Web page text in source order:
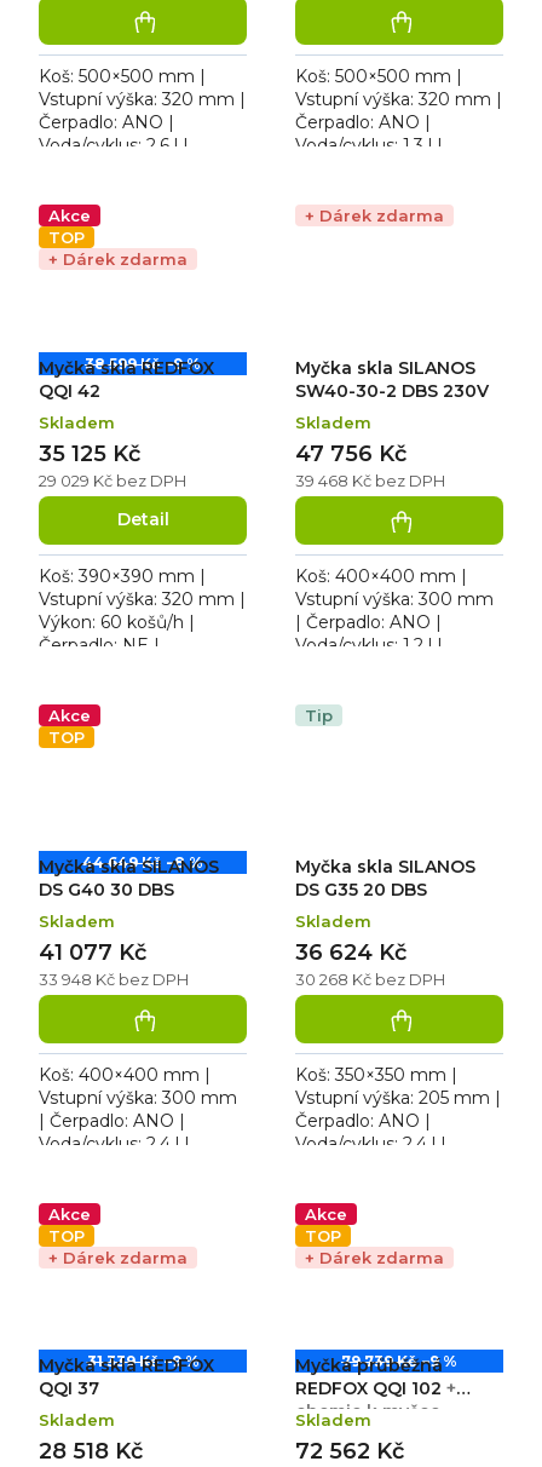
Koš: 500×500 mm |
Vstupní výška: 320 mm |
Čerpadlo: ANO |
Voda/cyklus: 2,6 l |
dvouplášťové |
Hlučnost: 63 dBA....
Koš: 500×500 mm |
Vstupní výška: 320 mm |
Čerpadlo: ANO |
Voda/cyklus: 1,3 l |
dvouplášťové |
Akce
TOP
+ Dárek zdarma
38 599 Kč –9 %
Myčka skla REDFOX
QQI 42
Skladem
29 029 Kč bez DPH
35 125 Kč
Detail
Koš: 390×390 mm |
Vstupní výška: 320 mm |
Výkon: 60 košů/h |
Čerpadlo: NE |
mm | 230 V / 3,5 kW.
Teplota oplachové...
+ Dárek zdarma
Myčka skla SILANOS
SW40-30-2 DBS 230V
Skladem
39 468 Kč bez DPH
47 756 Kč
Koš: 400×400 mm |
Vstupní výška: 300 mm
| Čerpadlo: ANO |
Voda/cyklus: 1,2 l |
napájení: 230 V |
Akce
TOP
44 649 Kč –8 %
Myčka skla SILANOS
DS G40 30 DBS
Skladem
33 948 Kč bez DPH
41 077 Kč
Koš: 400×400 mm |
Vstupní výška: 300 mm
| Čerpadlo: ANO |
Voda/cyklus: 2,4 l |
dvouplášťové |
Hlučnost: 48 dBA |
Provedení...
Tip
Myčka skla SILANOS
DS G35 20 DBS
Skladem
30 268 Kč bez DPH
36 624 Kč
Koš: 350×350 mm |
Vstupní výška: 205 mm |
Čerpadlo: ANO |
Voda/cyklus: 2,4 l |
dvouplášťové |
Hlučnost: 48 dBA....
Akce
TOP
+ Dárek zdarma
31 339 Kč –9 %
Myčka skla REDFOX
QQI 37
Skladem
28 518 Kč
Akce
TOP
+ Dárek zdarma
79 739 Kč –9 %
Myčka průběžná
REDFOX QQI 102 +
chemie k myčce
Skladem
72 562 Kč